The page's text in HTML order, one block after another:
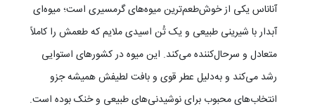
آناناس یکی از خوش‌طعم‌ترین میوه‌های گرمسیری است؛ میوه‌ای
آبدار با شیرینی طبیعی و یک تُن اسیدی ملایم که طعمش را کاملاً
متعادل و سرحال‌کننده می‌کند. این میوه در کشورهای استوایی
رشد می‌کند و به‌دلیل عطر قوی و بافت لطیفش همیشه جزو
انتخاب‌های محبوب برای نوشیدنی‌های طبیعی و خنک بوده است.